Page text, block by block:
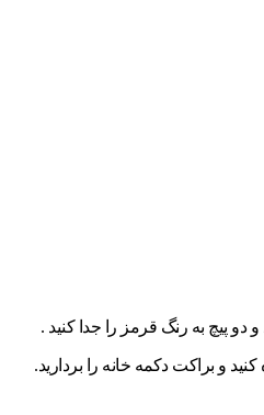
دو پیچ به رنگ قرمز را جدا کنید .
و براکت دکمه خانه را بردارید.